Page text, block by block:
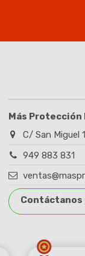
Más Protección
C/ San Miguel
949 883 831
Contáctanos